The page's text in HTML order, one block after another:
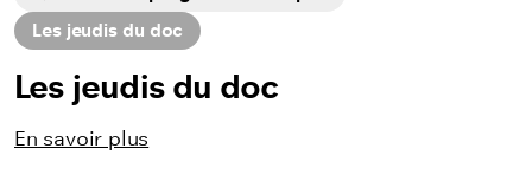
Les jeudis du doc
Les jeudis du doc
En savoir plus